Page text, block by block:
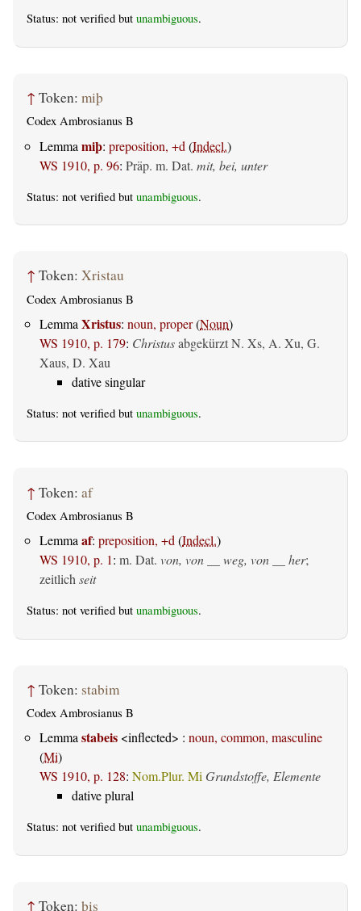
Status: not verified but unambiguous.
↑ Token: miþ
Codex Ambrosianus B
Lemma miþ: preposition, +d (Indecl.)
WS 1910, p. 96: Präp. m. Dat. mit, bei, unter
Status: not verified but unambiguous.
↑ Token: Xristau
Codex Ambrosianus B
Lemma Xristus: noun, proper(Noun)
WS 1910, p. 179: Christusabgekürzt N. Xs, A. Xu, G.
Xaus, D. Xau
dative singular
Status: not verified but unambiguous.
↑ Token: af
Codex Ambrosianus B
Lemma af: preposition, +d (Indecl.)
WS 1910, p. 1: m. Dat. von, von __ weg, von __ her;
zeitlich seit
Status: not verified but unambiguous.
↑ Token: stabim
Codex Ambrosianus B
Lemmastabeis <inflected> : noun, common, masculine
(Mi)
WS 1910, p. 128: Nom.Plur. Mi Grundstoffe, Elemente
dative plural
Status: not verified but unambiguous.
↑ Token: þis